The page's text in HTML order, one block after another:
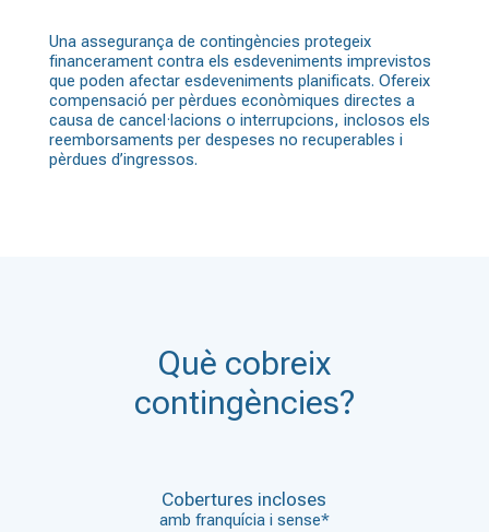
Una assegurança de contingències protegeix
financerament contra els esdeveniments imprevistos
que poden afectar esdeveniments planificats. Ofereix
compensació per pèrdues econòmiques directes a
causa de cancel·lacions o interrupcions, inclosos els
reemborsaments per despeses no recuperables i
pèrdues d’ingressos.
Què cobreix
contingències?
Cobertures incloses
amb franquícia i sense*